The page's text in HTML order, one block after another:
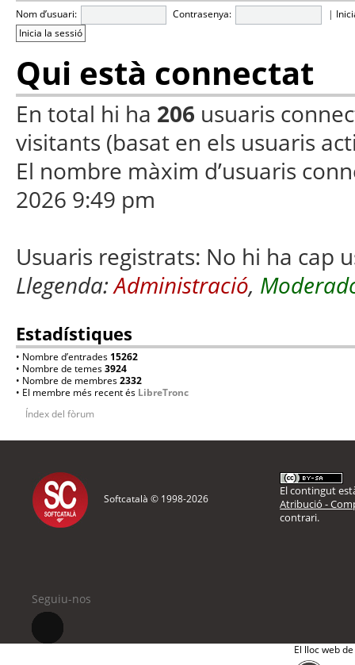
Nom d’usuari: Contrasenya: |
Qui està connectat
En total hi ha 206 usuaris
visitants (basat en els usuaris
El nombre màxim d’usuaris
2026 9:49 pm
Usuaris registrats: No hi ha cap
Llegenda:Administració,
Estadístiques
• Nombre d’entrades 15262
• Nombre de temes3924
• Nombre de membres2332
• El membre més recent és LibreTronc
Índex del fòrum
Softcatalà © 1998-2026
El contingut
Atribució -
contrari.
Seguiu-nos
El lloc web